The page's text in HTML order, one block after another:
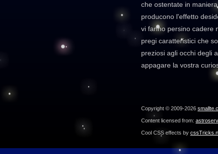
che ostentate in
producono l'effetto
vi fanno persino cadere
pregi caratteristici che
preziosi agli occhi degli
appagare la vostra
Copyright © 2009-2026
Content licensed from:
Cool CSS effects by